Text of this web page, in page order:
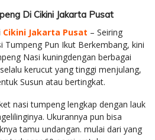
Di Cikini Jakarta Pusat
Cikini Jakarta Pusat – Seiring
Tumpeng Pun Ikut Berkembang, kini
Nasi kuningdengan berbagai
kerucut yang tinggi menjulang,
Susun atau bertingkat.
nasi tumpeng lengkap dengan lauk
Ukurannya pun bisa
tamu undangan. mulai dari yang